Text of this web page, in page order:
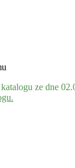
ze dne